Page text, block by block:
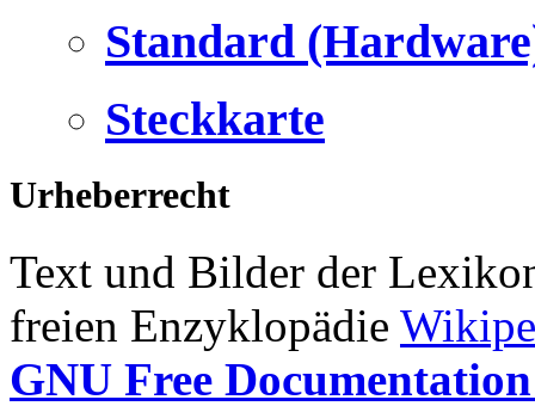
Standard
Steckkarte
Urheberrecht
Text und Bilder der
freien Enzyklopädie
GNU Free